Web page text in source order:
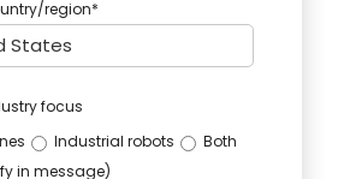
region*
focus
Industrial robots
Both
in message)